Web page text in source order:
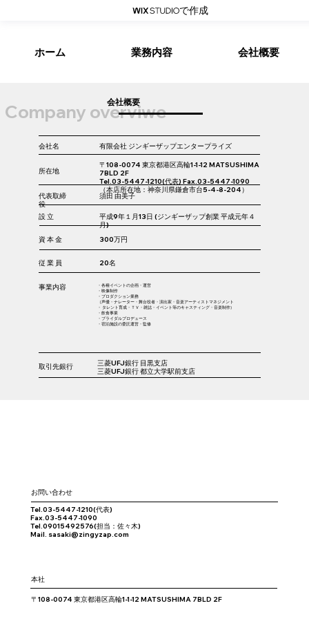
で作成
Company overviwe
​会社概要​
​会社名 有限会社 ジンギーザップエンタープライズ
​所在地
〒108-0074 東京都港区高輪1-1-12 MATSUSHIMA
7BLD 2F
Tel.03-5447-1210(代表) Fax.03-5447-1090
（本店所在地：神奈川県鎌倉市台5-4-8-204）
​代表取締
役
須田 由美子
設 立
平成9年１月13日 (ジンギーザップ創業 平成元年４
月)
資 本 金
300万円
従 業 員 20名
事業内容
・各種イベントの企画・運営
・映像制作
・プロダクション業務
（声優・ナレーター・舞台役者・演出家・音楽アーティストマネジメント
・ タレント育成・ＴＶ・雑誌・イベント等のキャスティング・音楽制作)
・飲食事業
・ブライダルプロデュース
・宿泊施設の委託運営・監修
取引先銀行
三菱UFJ銀行 目黒支店
三菱UFJ銀行 都立大学駅前支店
​本社
〒108-0074 東京都港区高輪1-1-12 MATSUSHIMA 7BLD 2F
​お問い合わせ
Tel.03-5447-1210(代表)
Fax.03-5447-1090
Tel.09015492576(担当：佐々木)
Mail. sasaki@zingyzap.com
ホーム 業務内容 会社概要